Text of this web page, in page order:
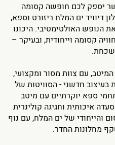
יספק לכם חופשה קסומה
דיוויד ים המלח ריזורט וספא,
הנופש האולטימטיבי. היכונו
קסומה וייחודית, ובעיקר –
עם צוות מסור ומקצועי,
בעיצוב חדשני - הסוויטות של
ספא יוקרתיים עם מיטב
איכותית וחגיגה קולינרית
והייחודי של ים המלח, עם נוף
מחלונות החדר.